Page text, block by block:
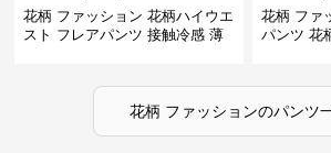
花柄 ファッション 花柄ハイウエ
スト フレアパンツ 接触冷感 薄
花柄 ファ
パンツ 花
花柄 ファッションのパンツ